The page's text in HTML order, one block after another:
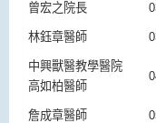
曾宏之院長
林鈺章醫師
中興獸醫教學醫院
高如柏醫師
詹成章醫師